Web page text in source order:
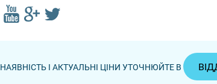
НАЯВНІСТЬ І АКТУАЛЬНІ ЦІНИ УТОЧНЮЙТЕ В